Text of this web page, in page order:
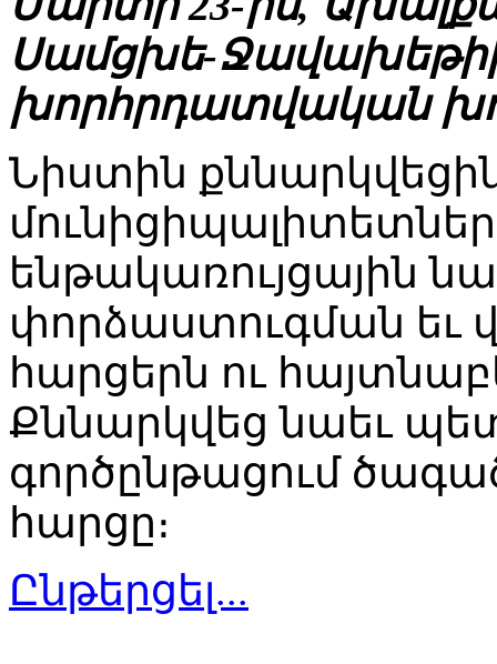
Սամցխե-
խորհրդատվական
Նիստին
ենթակառույցային
փորձաստուգման եւ
հարցերն ու
Քննարկվեց նաեւ
գործընթացում
հարցը։
Ընթերցել...